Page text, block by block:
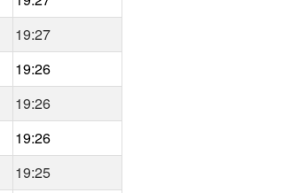
19:27
19:26
19:26
19:26
19:25